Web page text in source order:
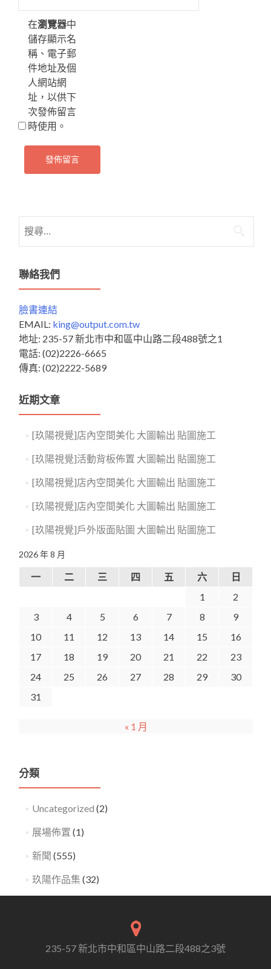
在瀏覽器中
儲存顯示名
稱、電子郵
件地址及個
人網站網
址，以供下
次發佈留言
時使用。
尋
鍵
字:
聯絡我們
臉書連結
EMAIL: king@output.com.tw
地址: 235-57 新北市中和區中山路二段488號之1
電話: (02)2226-6665
傳真: (02)2222-5689
近期文章
[玖陽視覺]店內空間美化 大圖輸出 貼圖施工
[玖陽視覺]活動背板佈置 大圖輸出 貼圖施工
[玖陽視覺]店內空間美化 大圖輸出 貼圖施工
[玖陽視覺]店內空間美化 大圖輸出 貼圖施工
[玖陽視覺]戶外版面貼圖 大圖輸出 貼圖施工
2026 年 8 月
一 二 三 四 五 六
日
1
2
3
4 5 6 7 8
9
10
11 12 13 14 15
16
17
18 19 20 21 22
23
24
25 26 27 28 29
30
31
« 1 月
分類
Uncategorized (2)
展場佈置 (1)
新聞 (555)
玖陽作品集 (32)
235-57 新北市中和區中山路二段488之3號